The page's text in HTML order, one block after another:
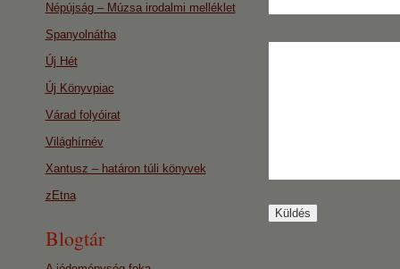
Népújság – Múzsa irodalmi melléklet
Spanyolnátha
Új Hét
Új Könyvpiac
Várad folyóirat
Világhírnév
Xantusz – határon túli könyvek
zEtna
Blogtár